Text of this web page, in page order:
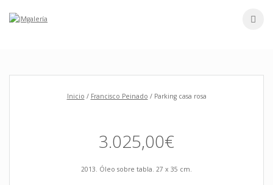
Inicio / Francisco Peinado / Parking casa rosa
3.025,00€
2013. Óleo sobre tabla. 27 x 35 cm.